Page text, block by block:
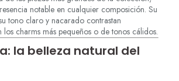
notable en cualquier composición. Su
tono claro y nacarado contrastan
los charms más pequeños o de tonos cálidos.
la belleza natural del